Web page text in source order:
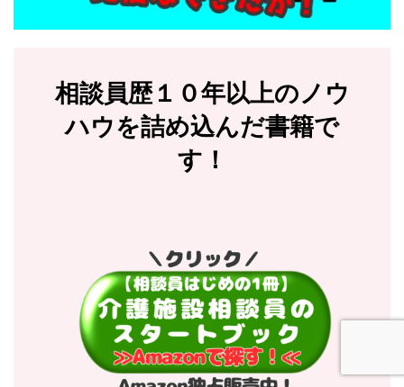
相談員歴１０年以上のノウ
ハウを詰め込んだ書籍で
す！